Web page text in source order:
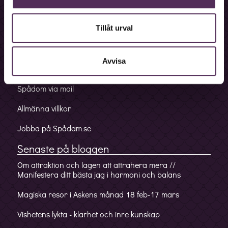
Tillåt urval
Avvisa
Bokningslinje
Förskottslinje
Spådom via mail
Allmänna villkor
Jobba på Spådam.se
Senaste på bloggen
Om attraktion och lagen att attrahera mera //
Manifestera ditt bästa jag i harmoni och balans
Magiska resor i Askens månad 18 feb-17 mars
Vishetens lykta - klarhet och inre kunskap